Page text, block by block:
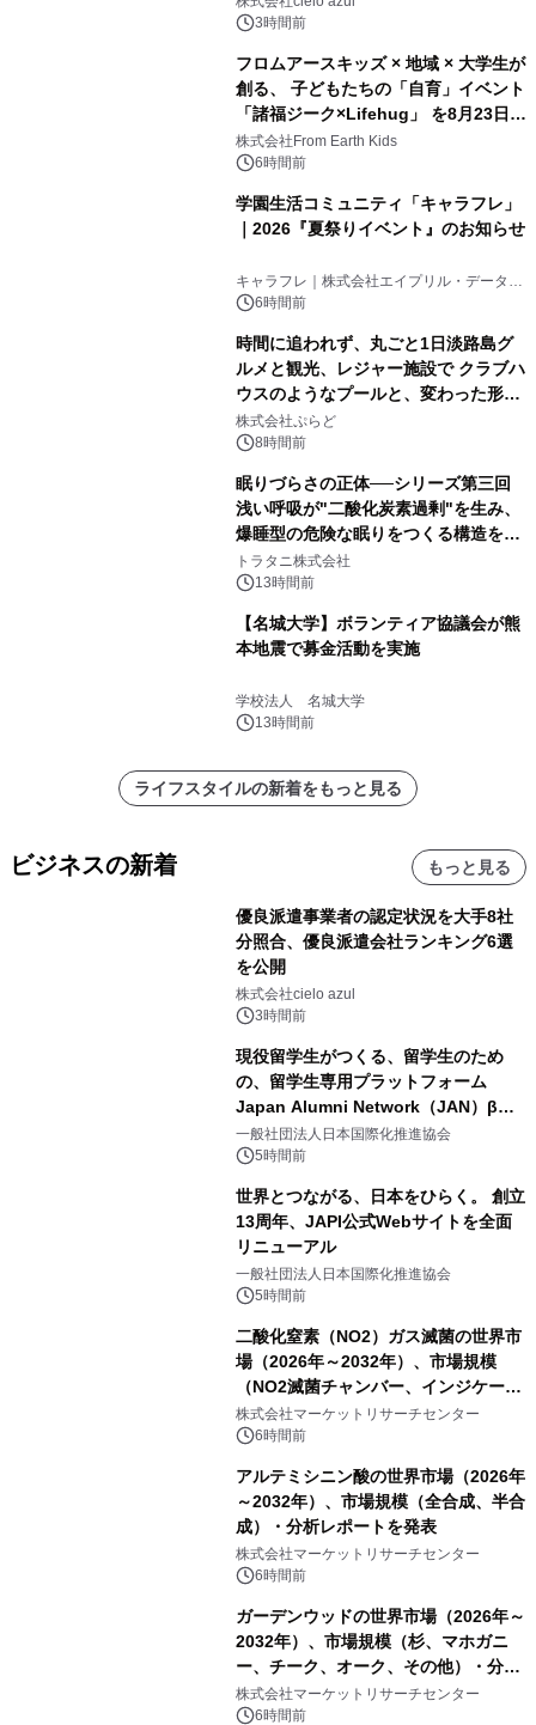
3時間前
フロムアースキッズ × 地域 × 大学生が
創る、 子どもたちの「自育」イベント
「諸福ジーク×Lifehug」 を8月23日
(日)開催
株式会社From Earth Kids
6時間前
学園生活コミュニティ「キャラフレ」
｜2026『夏祭りイベント』のお知らせ
キャラフレ｜株式会社エイプリル・データ・
デザインズ
6時間前
時間に追われず、丸ごと1日淡路島グ
ルメと観光、レジャー施設で クラブハ
ウスのようなプールと、変わった形の
サウナも 「THE BOXY AWAJI」のお
得な素泊まり連泊プランで
株式会社ぷらど
8時間前
眠りづらさの正体──シリーズ第三回
浅い呼吸が"二酸化炭素過剰"を生み、
爆睡型の危険な眠りをつくる構造を解
説
トラタニ株式会社
13時間前
【名城大学】ボランティア協議会が熊
本地震で募金活動を実施
学校法人 名城大学
13時間前
ライフスタイルの新着をもっと見る
ビジネスの新着 もっと見る
優良派遣事業者の認定状況を大手8社
分照合、優良派遣会社ランキング6選
を公開
株式会社cielo azul
3時間前
現役留学生がつくる、留学生のため
の、留学生専用プラットフォーム
Japan Alumni Network（JAN）β版
をリリース
一般社団法人日本国際化推進協会
5時間前
世界とつながる、日本をひらく。 創立
13周年、JAPI公式Webサイトを全面
リニューアル
一般社団法人日本国際化推進協会
5時間前
二酸化窒素（NO2）ガス滅菌の世界市
場（2026年～2032年）、市場規模
（NO2滅菌チャンバー、インジケータ
ーおよびモニタリングシステム、その
他）・分析レポートを発表
株式会社マーケットリサーチセンター
6時間前
アルテミシニン酸の世界市場（2026年
～2032年）、市場規模（全合成、半合
成）・分析レポートを発表
株式会社マーケットリサーチセンター
6時間前
ガーデンウッドの世界市場（2026年～
2032年）、市場規模（杉、マホガニ
ー、チーク、オーク、その他）・分析
レポートを発表
株式会社マーケットリサーチセンター
6時間前